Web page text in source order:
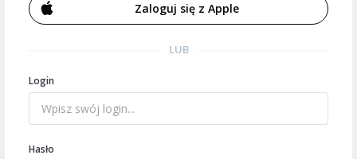
Zaloguj się z Apple
LUB
Login
Hasło